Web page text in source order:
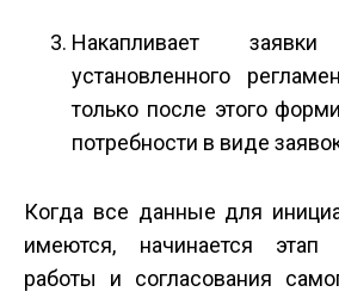
Накапливает
установленного
только после этого
потребности в виде
Когда все данные для
имеются, начинается этап
работы и согласования